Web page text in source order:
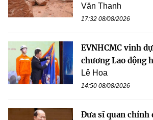
Văn Thanh
17:32 08/08/2026
EVNHCMC vinh
chương Lao động
Lê Hoa
14:50 08/08/2026
Đưa sĩ quan chính